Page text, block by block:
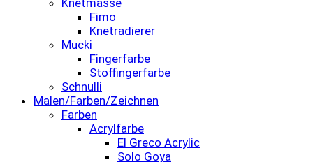
Fimo
Knetradierer
Mucki
Fingerfarbe
Stoffingerfarbe
Schnulli
Malen/Farben/Zeichnen
Farben
Acrylfarbe
El Greco Acrylic
Solo Goya